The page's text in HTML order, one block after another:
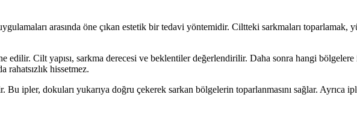
arasında öne çıkan estetik bir tedavi yöntemidir. Ciltteki sarkmaları
edilir. Cilt yapısı, sarkma derecesi ve beklentiler değerlendirilir. Daha sonra hangi
rahatsızlık hissetmez.
ipler, dokuları yukarıya doğru çekerek sarkan bölgelerin toparlanmasını sağlar. Ayrıca